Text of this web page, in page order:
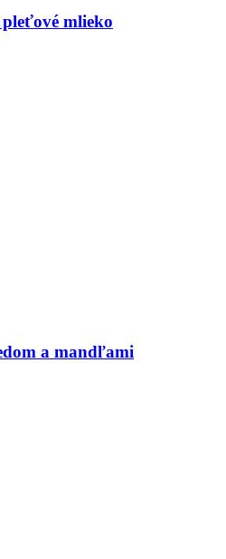
mlieko
a mandľami